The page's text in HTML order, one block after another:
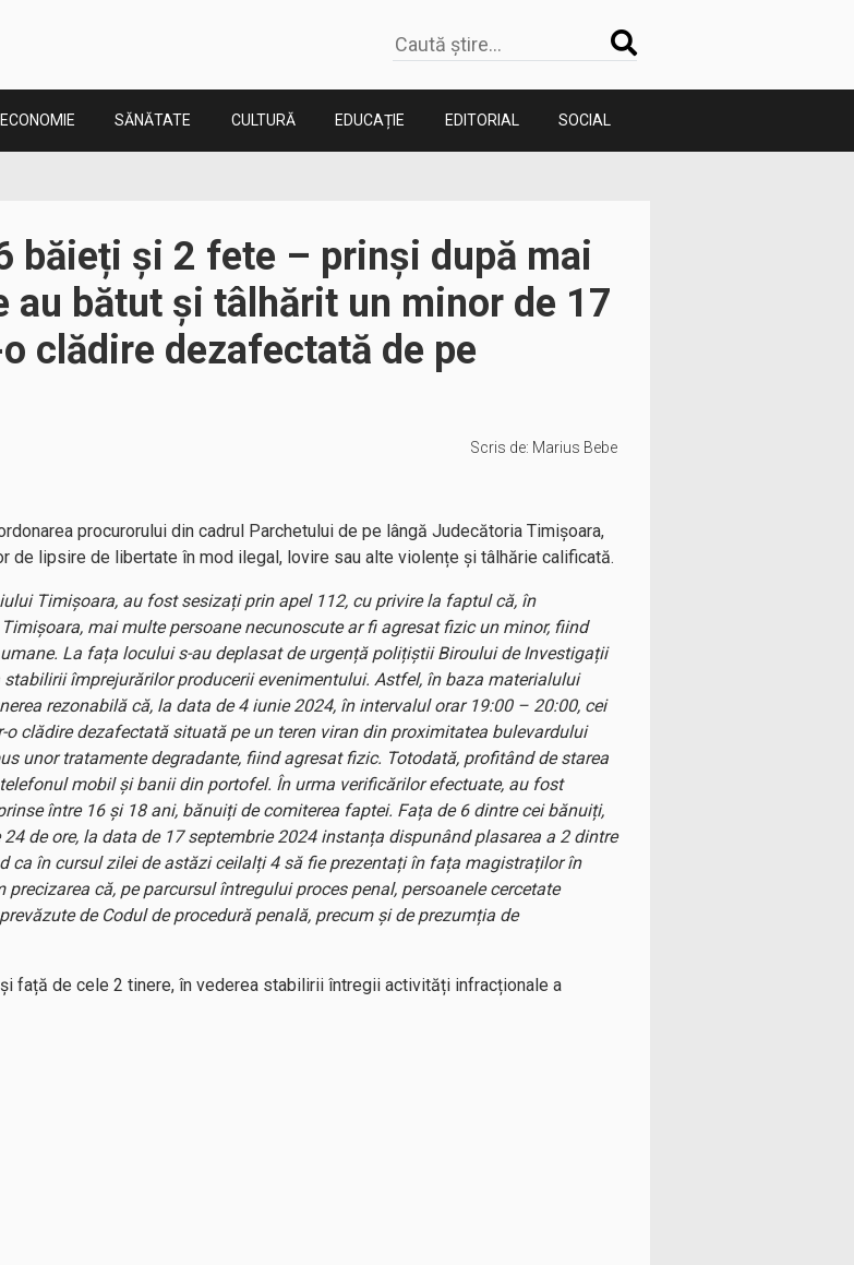
ECONOMIE SĂNĂTATE CULTURĂ EDUCAȚIE EDITORIAL SOCIAL
băieți și 2 fete – prinși după mai
au bătut și tâlhărit un minor de 17
clădire dezafectată de pe
Scris de: Marius Bebe
procurorului din cadrul Parchetului de pe lângă Judecătoria Timișoara,
de lipsire de libertate în mod ilegal, lovire sau alte violențe și tâlhărie calificată.
Timișoara, au fost sesizați prin apel 112, cu privire la faptul că, în
mai multe persoane necunoscute ar fi agresat fizic un minor, fiind
La fața locului s-au deplasat de urgență polițiștii Biroului de Investigații
stabilirii împrejurărilor producerii evenimentului. Astfel, în baza materialului
rezonabilă că, la data de 4 iunie 2024, în intervalul orar 19:00 – 20:00, cei
clădire dezafectată situată pe un teren viran din proximitatea bulevardului
unor tratamente degradante, fiind agresat fizic. Totodată, profitând de starea
mobil și banii din portofel. În urma verificărilor efectuate, au fost
între 16 și 18 ani, bănuiți de comiterea faptei. Fața de 6 dintre cei bănuiți,
de ore, la data de 17 septembrie 2024 instanța dispunând plasarea a 2 dintre
ca în cursul zilei de astăzi ceilalți 4 să fie prezentați în fața magistraților în
că, pe parcursul întregului proces penal, persoanele cercetate
de Codul de procedură penală, precum și de prezumția de
față de cele 2 tinere, în vederea stabilirii întregii activități infracționale a